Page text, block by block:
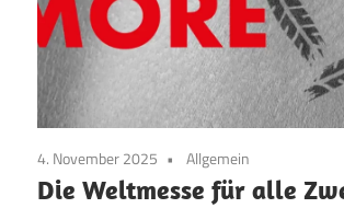
4. November 2025 Allgemein
Die Weltmesse für alle